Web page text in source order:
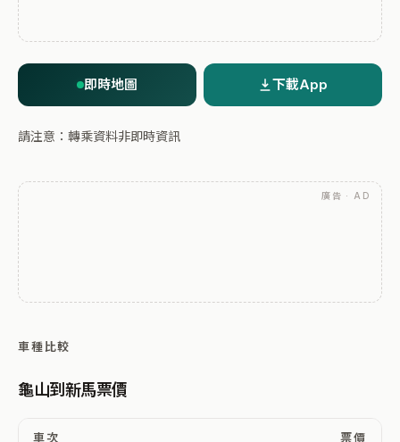
即時地圖 下載App
請注意：轉乘資料非即時資訊
廣告 · AD
車種比較
龜山到新馬票價
車次 票價